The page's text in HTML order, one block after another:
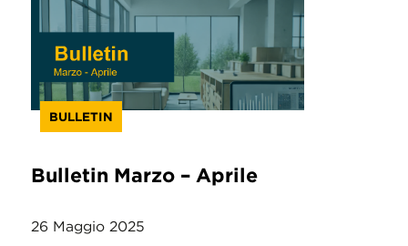
BULLETIN
Bulletin Marzo – Aprile
26 Maggio 2025